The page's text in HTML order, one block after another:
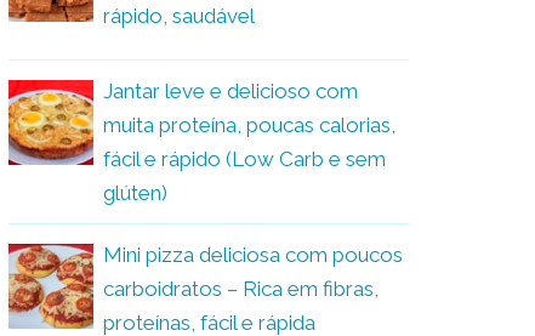
rápido, saudável
Jantar leve e delicioso com
muita proteína, poucas calorias,
fácil e rápido (Low Carb e sem
glúten)
Mini pizza deliciosa com poucos
carboidratos – Rica em fibras,
proteínas, fácil e rápida